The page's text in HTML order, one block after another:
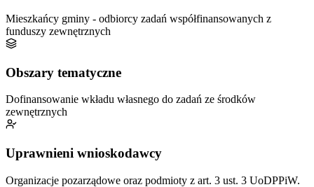
Mieszkańcy gminy - odbiorcy zadań współfinansowanych z
funduszy zewnętrznych
Obszary tematyczne
Dofinansowanie wkładu własnego do zadań ze środków
zewnętrznych
Uprawnieni wnioskodawcy
Organizacje pozarządowe oraz podmioty z art. 3 ust. 3 UoDPPiW.